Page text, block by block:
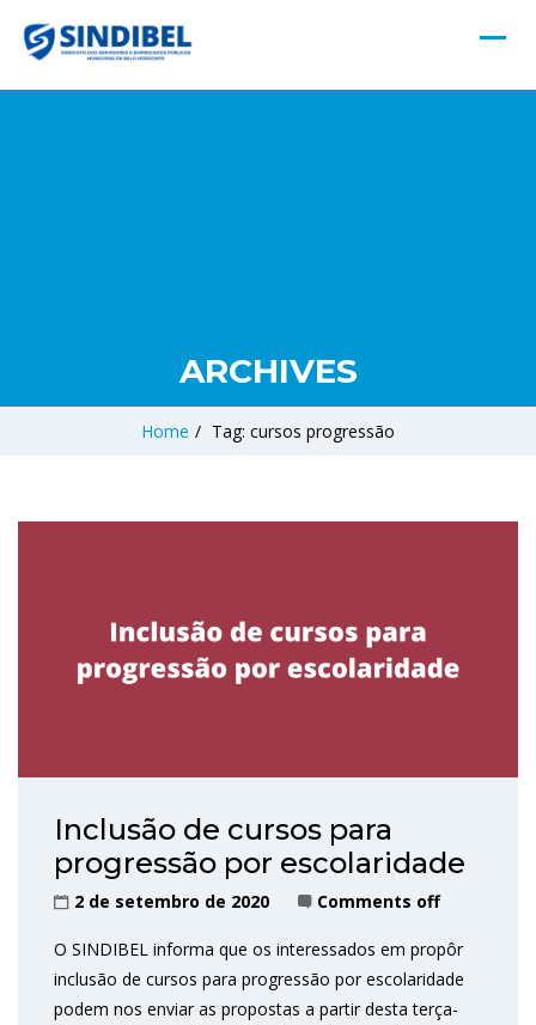
ARCHIVES
Home / Tag: cursos progressão
Inclusão de cursos para
progressão por escolaridade
2 de setembro de 2020 Comments off
O SINDIBEL informa que os interessados em propôr
inclusão de cursos para progressão por escolaridade
podem nos enviar as propostas a partir desta terça-